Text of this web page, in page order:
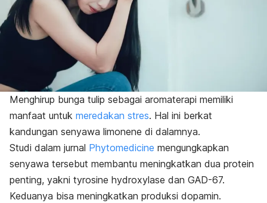
Menghirup bunga tulip sebagai aromaterapi memiliki
manfaat untuk meredakan stres. Hal ini berkat
kandungan senyawa limonene di dalamnya.
Studi dalam jurnal Phytomedicine mengungkapkan
senyawa tersebut membantu meningkatkan dua protein
penting, yakni tyrosine hydroxylase dan GAD-67.
Keduanya bisa meningkatkan produksi dopamin.